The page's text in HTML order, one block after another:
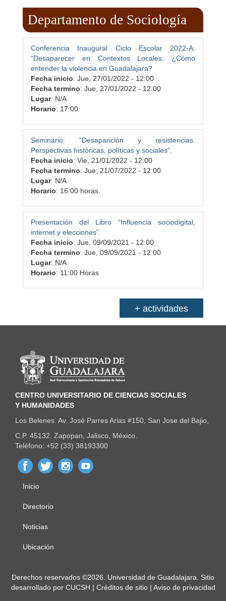
Departamento de Sociología
Conferencia Inaugural Ciclo Escolar 2022-A:
“Desaparecer en Contextos Locales: ¿Cómo
entender la violencia en Guadalajara?
Fecha inicio: Jue, 27/01/2022 - 12:00
Fecha termino: Jue, 27/01/2022 - 12:00
Lugar: N/A
Horario: 17:00
Seminario: “Desaparición y resistencias.
Perspectivas históricas, políticas y sociales”.
Fecha inicio: Vie, 21/01/2022 - 12:00
Fecha termino: Jue, 21/07/2022 - 12:00
Lugar: N/A
Horario: 16:00 horas.
Presentación del Libro “Influencia sociodigital,
internet y elecciones”.
Fecha inicio: Jue, 09/09/2021 - 12:00
Fecha termino: Jue, 09/09/2021 - 12:00
Lugar: N/A
Horario: 11:00 Horas
+ actividades
Información del portal
CENTRO UNIVERSITARIO DE CIENCIAS SOCIALES
Y HUMANIDADES
Los Belenes. Av. José Parres Arias #150, San Jose del Bajio,
C.P. 45132. Zapopan, Jalisco, México.
Teléfono: +52 (33) 38193300
Menú
principal
Inicio
Directorio
Noticias
Ubicación
Derechos
Derechos reservados ©2026. Universidad de Guadalajara. Sitio
desarrollado por CUCSH | Créditos de sitio| Aviso de privacidad